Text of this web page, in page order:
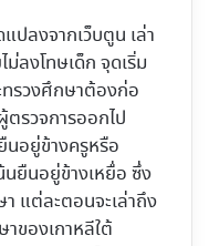
ปลงจากเว็บตูน เล่า
ม่ลงโทษเด็ก จุดเริ่ม
ทรวงศึกษาต้องก่อ
รวจการออกไป
นอยู่ข้างครูหรือ
นยืนอยู่ข้างเหยื่อ ซึ่ง
า แต่ละตอนจะเล่าถึง
ของเกาหลีใต้